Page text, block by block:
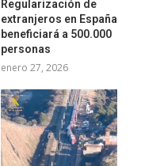
Regularización de
extranjeros en España
beneficiará a 500.000
personas
enero 27, 2026